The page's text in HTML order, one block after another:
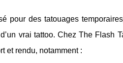
pour des tatouages
vrai tattoo. Chez The Flash
et rendu, notamment :